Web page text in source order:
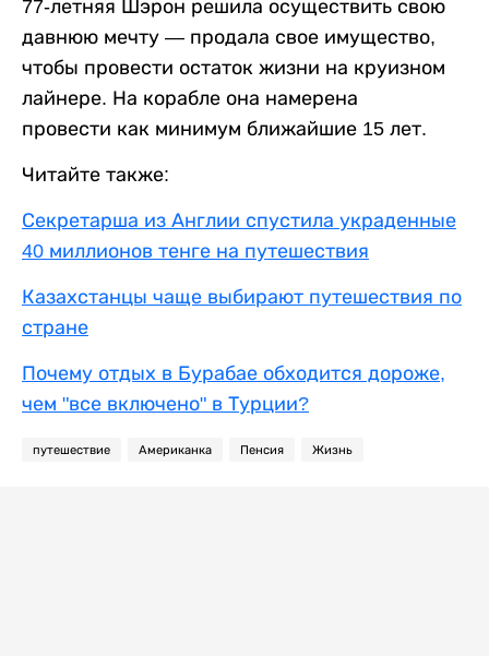
77-летняя Шэрон решила осуществить свою
давнюю мечту — продала свое имущество,
чтобы провести остаток жизни на круизном
лайнере. На корабле она намерена
провести как минимум ближайшие 15 лет.
Читайте также:
Секретарша из Англии спустила украденные
40 миллионов тенге на путешествия
Казахстанцы чаще выбирают путешествия по
стране
Почему отдых в Бурабае обходится дороже,
чем "все включено" в Турции?
путешествие Американка Пенсия Жизнь